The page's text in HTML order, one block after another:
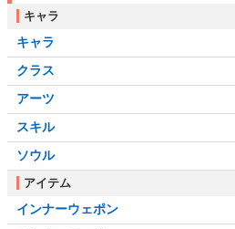
キャラ
キャラ
クラス
アーツ
スキル
ソウル
アイテム
インナーウェポン